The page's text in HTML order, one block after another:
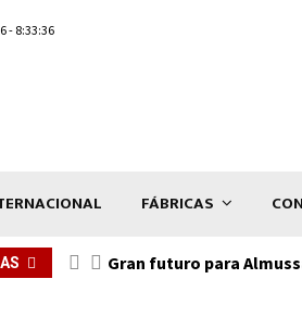
- 8:33:36
FÁBRICAS
Gran futuro para